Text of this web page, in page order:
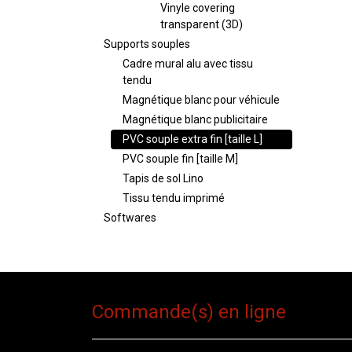
Vinyle covering
transparent (3D)
Supports souples
Cadre mural alu avec tissu
tendu
Magnétique blanc pour véhicule
Magnétique blanc publicitaire
PVC souple extra fin [taille L]
PVC souple fin [taille M]
Tapis de sol Lino
Tissu tendu imprimé
Softwares
Commande(s) en ligne